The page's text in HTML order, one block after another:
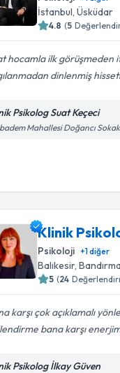
İstanbul, Üsküdar
4.8 (5
hocamla ilk görüşmeden
dinlenmiş
Psikolog Suat Keçeci
Mahallesi Doğancı Sokak
Klinik
Psikoloji +1diğer
Balıkesir, Bandırma
5 (24
karşı çok açıklamalı
bana karşı
Psikolog İlkay Güven